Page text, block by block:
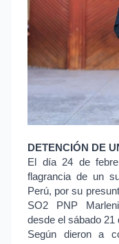
DETENCIÓN DE
El día 24 de
flagrancia de un
Perú, por su
SO2 PNP
desde el sábado 21
Según dieron a